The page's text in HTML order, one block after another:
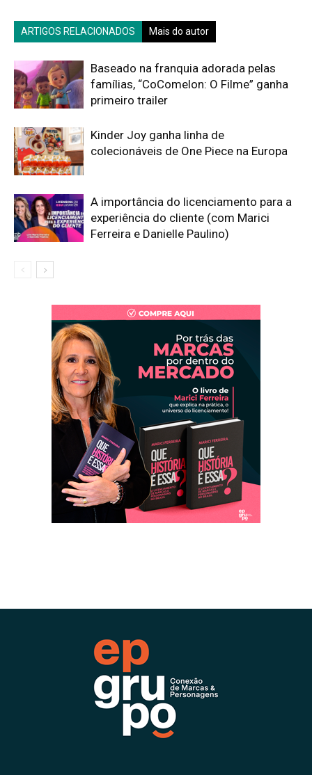
ARTIGOS RELACIONADOS Mais do autor
Baseado na franquia adorada pelas
famílias, “CoComelon: O Filme” ganha
primeiro trailer
Kinder Joy ganha linha de
colecionáveis de One Piece na Europa
A importância do licenciamento para a
experiência do cliente (com Marici
Ferreira e Danielle Paulino)